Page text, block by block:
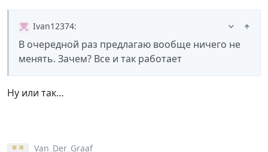
Ivan12374:
В очередной раз предлагаю вообще ничего не
менять. Зачем? Все и так работает
Ну или так…
Van_Der_Graaf